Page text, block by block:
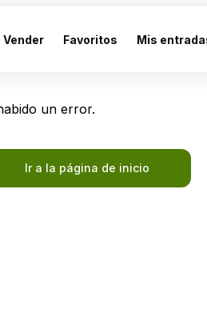
Vender Favoritos Mis
un error.
Ir a la página de inicio